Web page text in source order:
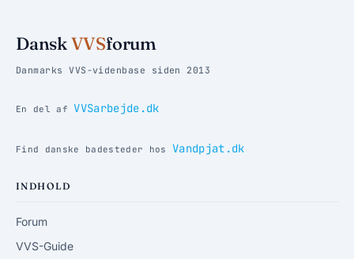
DanskVVSforum
Danmarks VVS-videnbase siden 2013
En del af VVSarbejde.dk
Find danske badesteder hos Vandpjat.dk
INDHOLD
Forum
VVS-Guide